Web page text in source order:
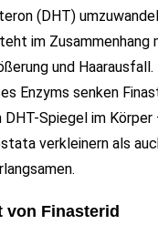
(DHT)
im Zusammenhang
und Haarausfall.
Enzyms senken
Spiegel im Körper
verkleinern als
von Finasterid